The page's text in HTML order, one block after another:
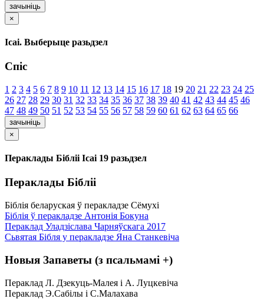
зачыніць
×
Ісаі. Выберыце разьдзел
Спіс
1 2 3 4 5 6 7 8 9 10 11 12 13 14 15 16 17 18 19 20 21 22 23 24 25
26 27 28 29 30 31 32 33 34 35 36 37 38 39 40 41 42 43 44 45 46
47 48 49 50 51 52 53 54 55 56 57 58 59 60 61 62 63 64 65 66
зачыніць
×
Пераклады Бібліі Ісаі 19 разьдзел
Пераклады Бібліі
Біблія беларуская ў перакладзе Сёмухі
Біблія ў перакладзе Антонія Бокуна
Пераклад Уладзіслава Чарняўскага 2017
Сьвятая Бібля у перакладзе Яна Станкевіча
Новыя Запаветы (з псальмамі +)
Пераклад Л. Дзекуць-Малея і А. Луцкевіча
Пераклад Э.Сабілы і С.Малахава